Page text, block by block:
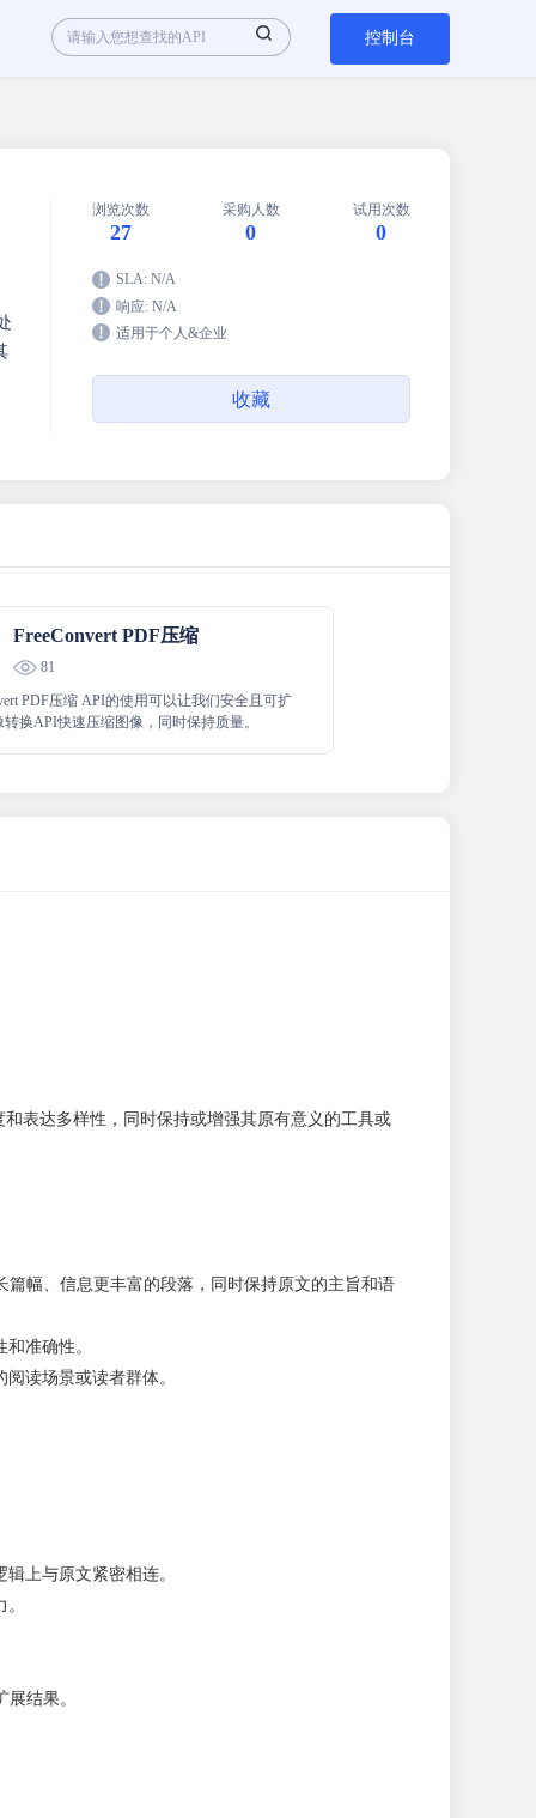
控制台
浏览次数
27
采购人数
0
试用次数
0
SLA: N/A
响应: N/A
适用于个人&企业
收藏
FreeConvert PDF压缩
81
PDF压缩 API的使用可以让我们安全且可扩
换API快速压缩图像，同时保持质量。
表达多样性，同时保持或增强其原有意义的工具或
幅、信息更丰富的段落，同时保持原文的主旨和语
准确性。
读场景或读者群体。
上与原文紧密相连。
结果。